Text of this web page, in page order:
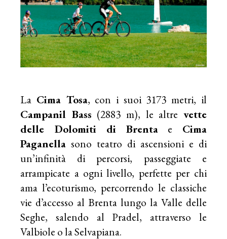
La Cima Tosa, con i suoi 3173 metri, il
Campanil Bass (2883 m), le altre vette
delle Dolomiti di Brenta e Cima
Paganella sono teatro di ascensioni e di
un’infinità di percorsi, passeggiate e
arrampicate a ogni livello, perfette per chi
ama l’ecoturismo, percorrendo le classiche
vie d’accesso al Brenta lungo la Valle delle
Seghe, salendo al Pradel, attraverso le
Valbiole o la Selvapiana.